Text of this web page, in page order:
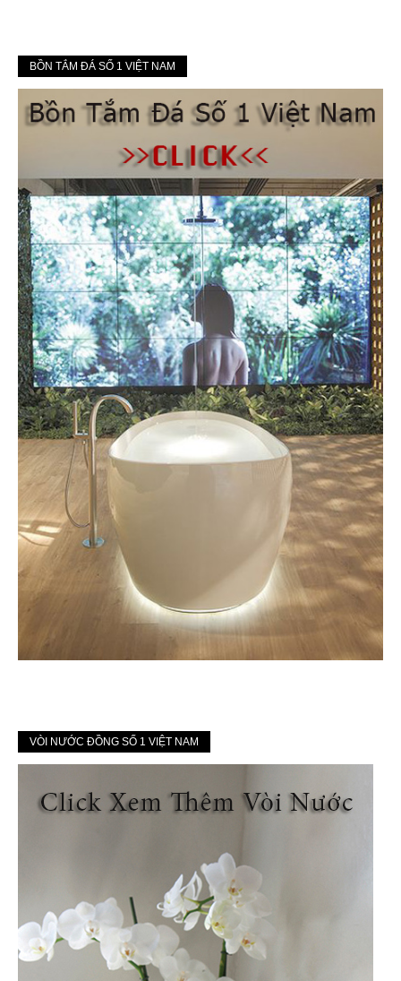
BỒN TẮM ĐÁ SỐ 1 VIỆT NAM
VÒI NƯỚC ĐỒNG SỐ 1 VIỆT NAM